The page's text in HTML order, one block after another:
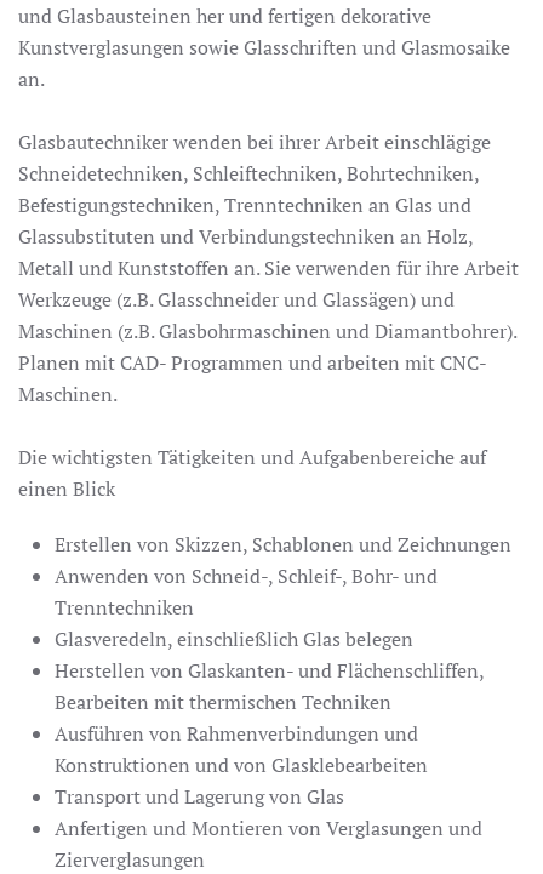
und Glasbausteinen her und fertigen dekorative
Kunstverglasungen sowie Glasschriften und Glasmosaike
an.
Glasbautechniker wenden bei ihrer Arbeit einschlägige
Schneidetechniken, Schleiftechniken, Bohrtechniken,
Befestigungstechniken, Trenntechniken an Glas und
Glassubstituten und Verbindungstechniken an Holz,
Metall und Kunststoffen an. Sie verwenden für ihre Arbeit
Werkzeuge (z.B. Glasschneider und Glassägen) und
Maschinen (z.B. Glasbohrmaschinen und Diamantbohrer).
Planen mit CAD- Programmen und arbeiten mit CNC-
Maschinen.
Die wichtigsten Tätigkeiten und Aufgabenbereiche auf
einen Blick
Erstellen von Skizzen, Schablonen und Zeichnungen
Anwenden von Schneid-, Schleif-, Bohr- und
Trenntechniken
Glasveredeln, einschließlich Glas belegen
Herstellen von Glaskanten- und Flächenschliffen,
Bearbeiten mit thermischen Techniken
Ausführen von Rahmenverbindungen und
Konstruktionen und von Glasklebearbeiten
Transport und Lagerung von Glas
Anfertigen und Montieren von Verglasungen und
Zierverglasungen